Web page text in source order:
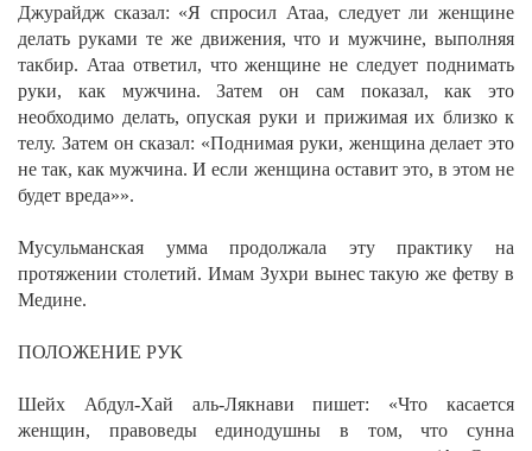
Джурайдж сказал: «Я спросил Атаа, следует ли женщине
делать руками те же движения, что и мужчине, выполняя
такбир. Атаа ответил, что женщине не следует поднимать
руки, как мужчина. Затем он сам показал, как это
необходимо делать, опуская руки и прижимая их близко к
телу. Затем он сказал: «Поднимая руки, женщина делает это
не так, как мужчина. И если женщина оставит это, в этом не
будет вреда»».
Мусульманская умма продолжала эту практику на
протяжении столетий. Имам Зухри вынес такую же фетву в
Медине.
ПОЛОЖЕНИЕ РУК
Шейх Абдул-Хай аль-Лякнави пишет: «Что касается
женщин, правоведы единодушны в том, что сунна